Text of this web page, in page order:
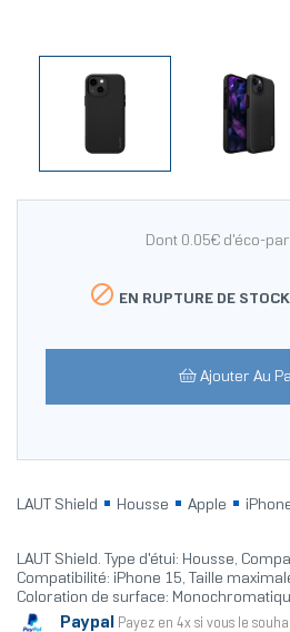
Dont 0.05€ d'éco-
 EN RUPTURE DE
Ajouter Au
LAUT Shield Housse Apple
LAUT Shield. Type d'étui: Housse,
Compatibilité: iPhone 15, Taille
Coloration de surface:
Paypal Payez en 4x si vous le